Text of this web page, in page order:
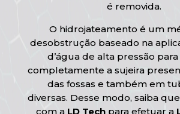
é removida.
O hidrojateamento é um
desobstrução baseado na
d’água de alta pressão
completamente a sujeira
das fossas e também em
diversas. Desse modo, saiba
com aLD Techpara efetuar a